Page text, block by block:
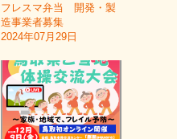
フレスマ弁当 開発・製
造事業者募集
2024年07月29日